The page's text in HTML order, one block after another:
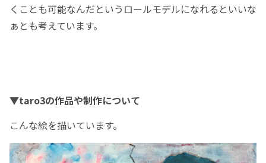
くことも可能なんだというロールモデルになれるといいな
ぁとも考えています。
▼taro3の作品や制作について
こんな絵を描いています。